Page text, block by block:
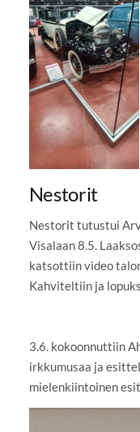
Nestorit
Nestorit tutustui
Visalaan 8.5.
katsottiin video
Kahviteltiin ja
3.6. kokoonnuttiin
irkkumusaa ja
mielenkiintoinen